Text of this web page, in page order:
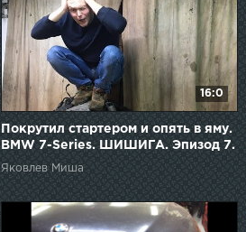
16:0
Покрутил стартером и опять в яму.
BMW 7-Series. ШИШИГА. Эпизод 7.
Яковлев Миша